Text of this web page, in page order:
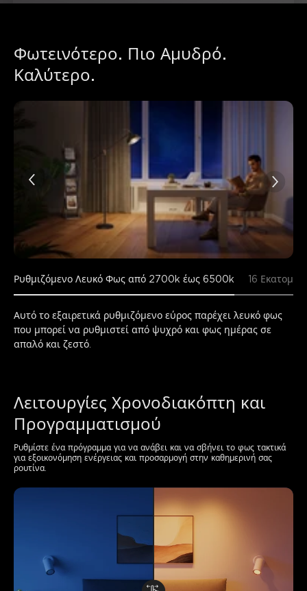
Φωτεινότερο. Πιο Αμυδρό.
Καλύτερο.
Ρυθμιζόμενο Λευκό Φως από 2700k έως 6500k 16
Αυτό το εξαιρετικά ρυθμιζόμενο εύρος παρέχει λευκό φως
που μπορεί να ρυθμιστεί από ψυχρό και φως ημέρας σε
απαλό και ζεστό.
Λειτουργίες Χρονοδιακόπτη και
Προγραμματισμού
Ρυθμίστε ένα πρόγραμμα για να ανάβει και να σβήνει το φως τακτικά
για εξοικονόμηση ενέργειας και προσαρμογή στην καθημερινή σας
ρουτίνα.